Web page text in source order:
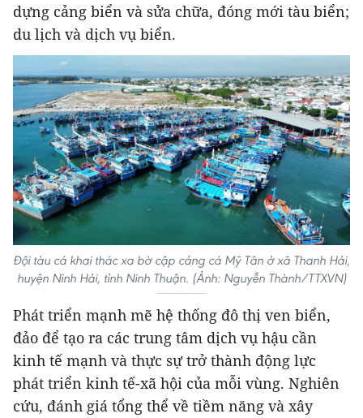
dựng cảng biển và sửa chữa, đóng mới tàu biển;
du lịch và dịch vụ biển.
Đội tàu cá khai thác xa bờ cập cảng cá Mỹ Tân ở xã Thanh Hải,
huyện Ninh Hải, tỉnh Ninh Thuận. (Ảnh: Nguyễn Thành/TTXVN)
Phát triển mạnh mẽ hệ thống đô thị ven biển,
đảo để tạo ra các trung tâm dịch vụ hậu cần
kinh tế mạnh và thực sự trở thành động lực
phát triển kinh tế-xã hội của mỗi vùng. Nghiên
cứu, đánh giá tổng thể về tiềm năng và xây